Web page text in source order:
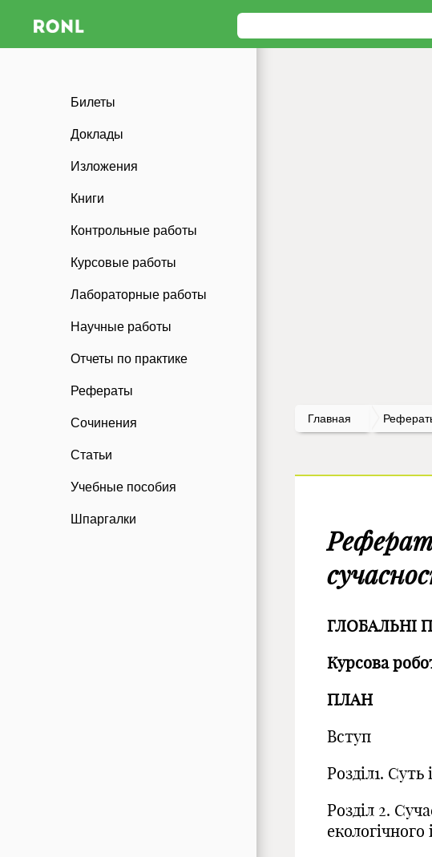
Билеты
Доклады
Изложения
Книги
Контрольные работы
Курсовые работы
Лабораторные работы
Научные работы
Отчеты по практике
Рефераты
Сочинения
Статьи
Учебные пособия
Шпаргалки
Главная
ГЛОБАЛЬНІ
Курсова
ПЛАН
Вступ
Розділ1.
Розділ 2.